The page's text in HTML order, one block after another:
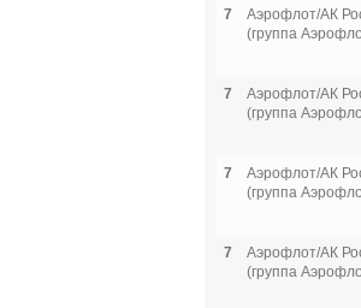
7
Аэрофлот/АК
(группа
7
Аэрофлот/АК
(группа
7
Аэрофлот/АК
(группа
7
Аэрофлот/АК
(группа